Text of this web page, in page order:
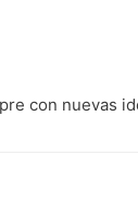
con nuevas